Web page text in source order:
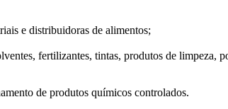
e distribuidoras de alimentos;
fertilizantes, tintas, produtos de limpeza,
de produtos químicos controlados.